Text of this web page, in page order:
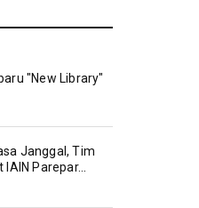
"New Library"
Janggal, Tim
Parepar...